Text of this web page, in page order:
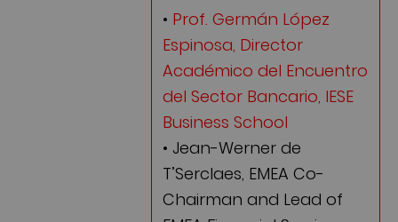
• Prof. Germán López
Espinosa, Director
Académico del Encuentro
del Sector Bancario, IESE
Business School
• Jean-Werner de
T’Serclaes, EMEA Co-
Chairman and Lead of